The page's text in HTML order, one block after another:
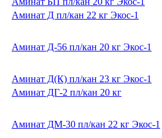
Аминат Д пл/кан 22 кг Экос-1
Аминат Д-56 пл/кан 20 кг Экос-1
Аминат Д(К) пл/кан 23 кг Экос-1
Аминат ДГ-2 пл/кан 20 кг
Аминат ДМ-30 пл/кан 22 кг Экос-1